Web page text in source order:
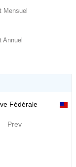
Mensuel
Annuel
Fédérale
Prev